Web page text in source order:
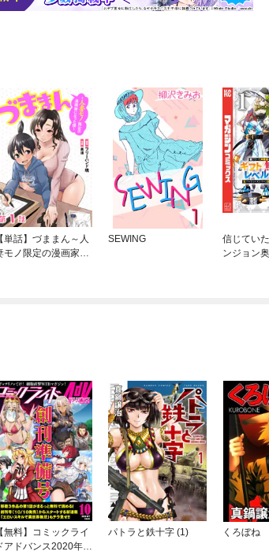
【単話】づままん～人
モノ限定の漫画家に
SEWING
信じてい
ンジョン
【無料】コミックライ
アドバンス2020年1
パトラと鉄十字 (1) くろぼね